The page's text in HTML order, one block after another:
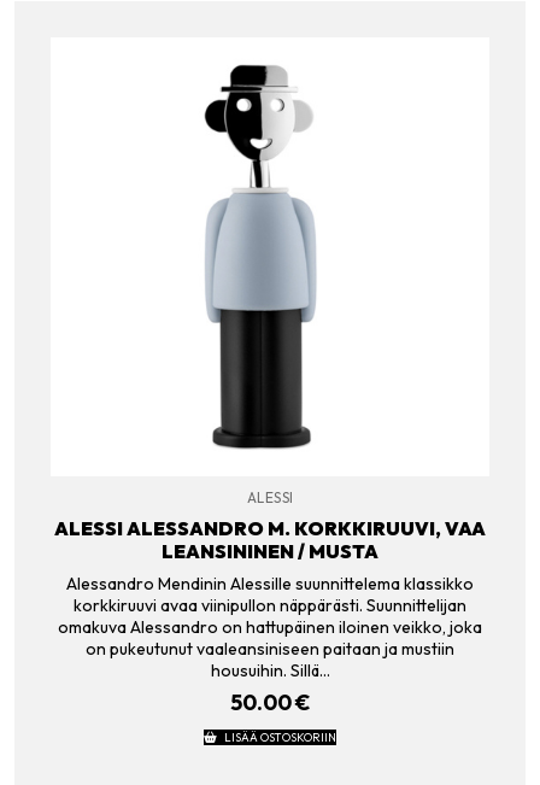
ALESSI
ALESSI ALESSANDRO M. KORKKIRUUVI, VAA
LEANSININEN / MUSTA
Alessandro Mendinin Alessille suunnittelema klassikko
korkkiruuvi avaa viinipullon näppärästi. Suunnittelijan
omakuva Alessandro on hattupäinen iloinen veikko, joka
on pukeutunut vaaleansiniseen paitaan ja mustiin
housuihin. Sillä…
50.00€
LISÄÄ OSTOSKORIIN